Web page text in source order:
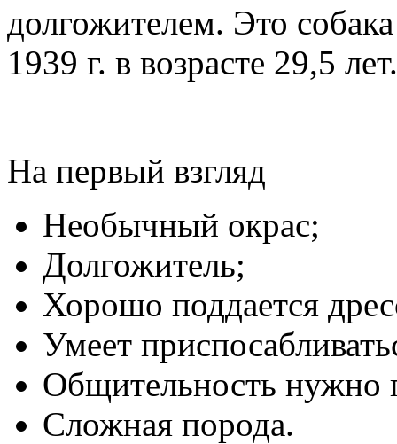
долгожителем. Это
1939 г. в возрасте 29,5 лет.
На первый взгляд
Необычный окрас;
Долгожитель;
Хорошо поддается
Умеет
Общительность нужно
Сложная порода.